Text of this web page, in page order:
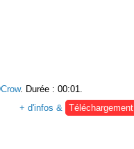
. Durée : 00:01.
+ d'infos & Téléchargement